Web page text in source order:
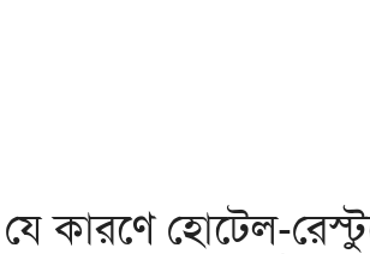
যে কারণে হোটেল-